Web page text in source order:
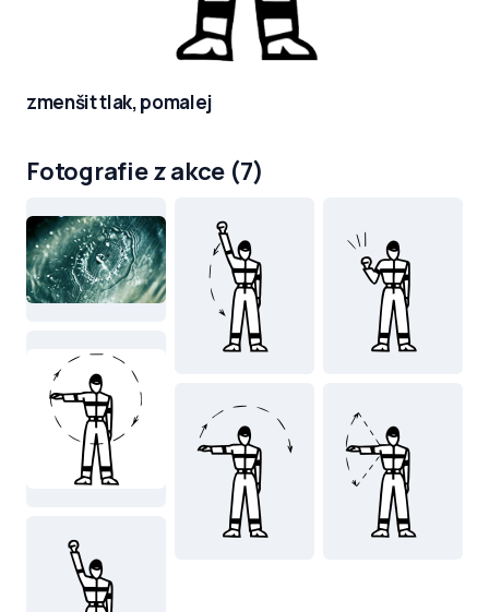
zmenšit tlak, pomalej
Fotografie z akce (7)